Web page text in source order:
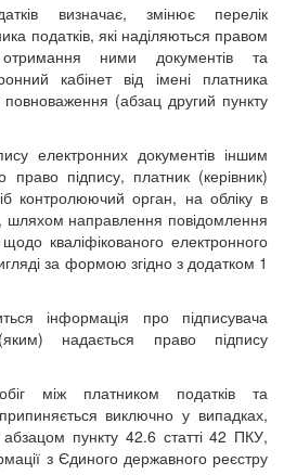
визначає, змінює перелік
податків, які наділяються правом
ними документів та
кабінет від імені платника
повноваження (абзац другий пункту
електронних документів іншим
підпису, платник (керівник)
контролюючий орган, на обліку в
шляхом направлення повідомлення
кваліфікованого електронного
за формою згідно з додатком 1
інформація про підписувача
надається право підпису
між платником податків та
виключно у випадках,
пункту 42.6 статті 42 ПКУ,
з Єдиного державного реєстру